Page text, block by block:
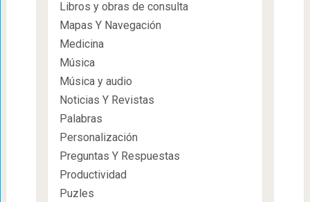
Libros y obras de consulta
Mapas Y Navegación
Medicina
Música
Música y audio
Noticias Y Revistas
Palabras
Personalización
Preguntas Y Respuestas
Productividad
Puzles